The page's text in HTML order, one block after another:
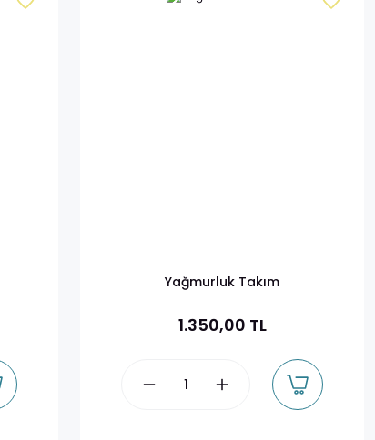
Yağmurluk Takım
1.350,00 TL